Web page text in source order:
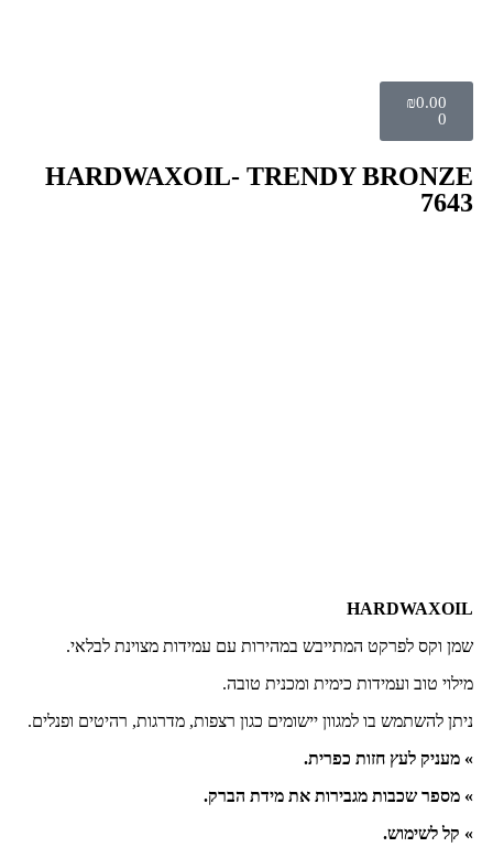
₪0.00
0
HARDWAXOIL- TRENDY BRONZE
7643
HARDWAXOIL
שמן וקס לפרקט המתייבש במהירות עם עמידות מצוינת לבלאי.
מילוי טוב ועמידות כימית ומכנית טובה.
ניתן להשתמש בו למגוון יישומים כגון רצפות, מדרגות, רהיטים ופנלים.
» מעניק לעץ חזות כפרית.
» מספר שכבות מגבירות את מידת הברק.
» קל לשימוש.